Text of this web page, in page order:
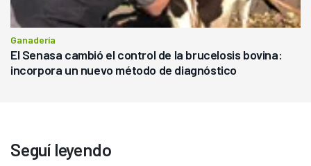
Ganadería
El Senasa cambió el control de la brucelosis bovina:
incorpora un nuevo método de diagnóstico
Seguí leyendo